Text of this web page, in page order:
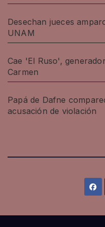
Desechan jueces
UNAM
Cae 'El Ruso',
Carmen
Papá de Dafne
acusación de violación